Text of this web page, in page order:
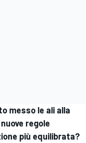
messo le ali alla
regole
più equilibrata?